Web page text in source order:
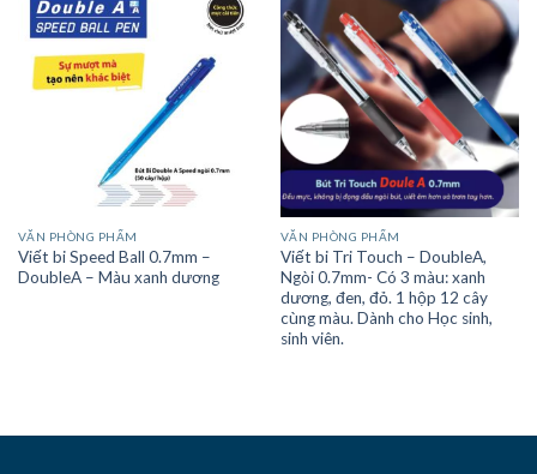
VĂN PHÒNG PHẨM
Viết bi Speed Ball 0.7mm –
DoubleA – Màu xanh dương
VĂN PHÒNG PHẨM
Viết bi Tri Touch – DoubleA,
Ngòi 0.7mm- Có 3 màu: xanh
dương, đen, đỏ. 1 hộp 12 cây
cùng màu. Dành cho Học sinh,
sinh viên.